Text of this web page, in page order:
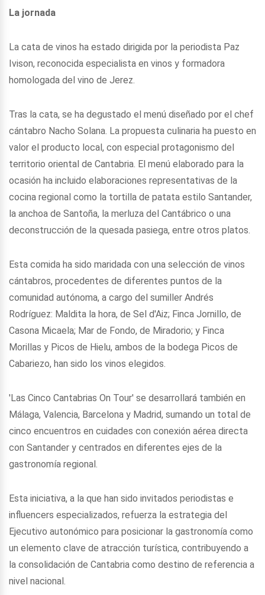
La jornada
La cata de vinos ha estado dirigida por la periodista Paz
Ivison, reconocida especialista en vinos y formadora
homologada del vino de Jerez.
Tras la cata, se ha degustado el menú diseñado por el chef
cántabro Nacho Solana. La propuesta culinaria ha puesto en
valor el producto local, con especial protagonismo del
territorio oriental de Cantabria. El menú elaborado para la
ocasión ha incluido elaboraciones representativas de la
cocina regional como la tortilla de patata estilo Santander,
la anchoa de Santoña, la merluza del Cantábrico o una
deconstrucción de la quesada pasiega, entre otros platos.
Esta comida ha sido maridada con una selección de vinos
cántabros, procedentes de diferentes puntos de la
comunidad autónoma, a cargo del sumiller Andrés
Rodríguez: Maldita la hora, de Sel d'Aiz; Finca Jornillo, de
Casona Micaela; Mar de Fondo, de Miradorio; y Finca
Morillas y Picos de Hielu, ambos de la bodega Picos de
Cabariezo, han sido los vinos elegidos.
'Las Cinco Cantabrias On Tour' se desarrollará también en
Málaga, Valencia, Barcelona y Madrid, sumando un total de
cinco encuentros en cuidades con conexión aérea directa
con Santander y centrados en diferentes ejes de la
gastronomía regional.
Esta iniciativa, a la que han sido invitados periodistas e
influencers especializados, refuerza la estrategia del
Ejecutivo autonómico para posicionar la gastronomía como
un elemento clave de atracción turística, contribuyendo a
la consolidación de Cantabria como destino de referencia a
nivel nacional.